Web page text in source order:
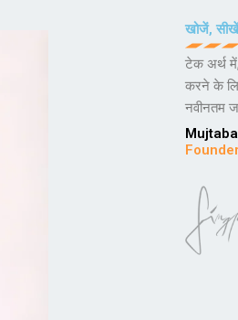
खोजें,
टेक अर्थ
करने के
नवीनतम